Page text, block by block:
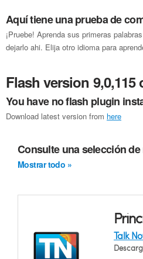
Aquí tiene una prueba de
¡Pruebe! Aprenda sus primeras
dejarlo ahi. Elija otro idioma para
Flash version
You have no flash plugin
Download latest version from here
Consulte una selección
Mostrar todo »
Talk